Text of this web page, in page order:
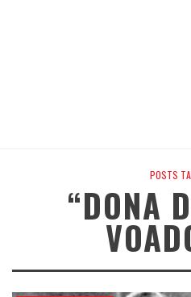
POSTS
“DONA